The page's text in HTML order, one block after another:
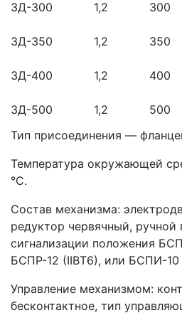
ЗД-300 1,2 300
ЗД-350 1,2 350
ЗД-400 1,2 400
ЗД-500 1,2 500
Тип присоединения —
Температура окружающей
°С.
Состав механизма:
редуктор червячный, ручной
сигнализации положения
БСПР-12 (IIВТ6), или БСПИ-10
Управление механизмом:
бесконтактное, тип